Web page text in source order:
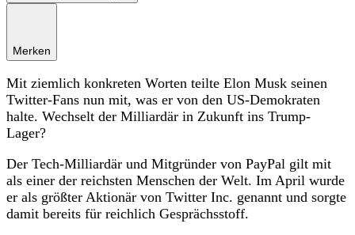
Merken
Mit ziemlich konkreten Worten teilte Elon Musk seinen
Twitter-Fans nun mit, was er von den US-Demokraten
halte. Wechselt der Milliardär in Zukunft ins Trump-
Lager?
Der Tech-Milliardär und Mitgründer von PayPal gilt mit
als einer der reichsten Menschen der Welt. Im April wurde
er als größter Aktionär von Twitter Inc. genannt und sorgte
damit bereits für reichlich Gesprächsstoff.